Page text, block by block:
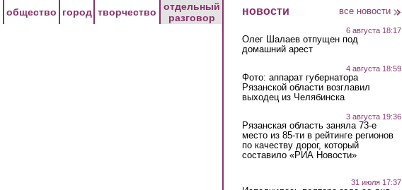
общество город творчество
отдельный
разговор
новости все новости
6 августа 18:17
Олег Шалаев отпущен под
домашний арест
4 августа 18:59
Фото: аппарат губернатора
Рязанской области возглавил
выходец из Челябинска
3 августа 19:36
Рязанская область заняла 73-е
место из 85-ти в рейтинге регионов
по качеству дорог, который
составило «РИА Новости»
31 июля 17:37